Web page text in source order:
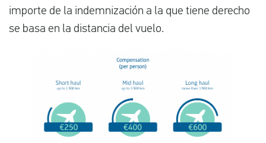
importe de la indemnización a la que tiene derecho
se basa en la distancia del vuelo.